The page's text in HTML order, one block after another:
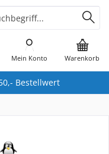
Bestellwert
Warenkorb
Mein Konto